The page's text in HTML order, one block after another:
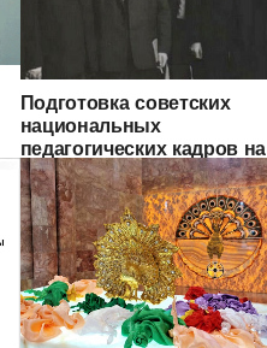
Подготовка советских
национальных
педагогических кадров на
примере курдов